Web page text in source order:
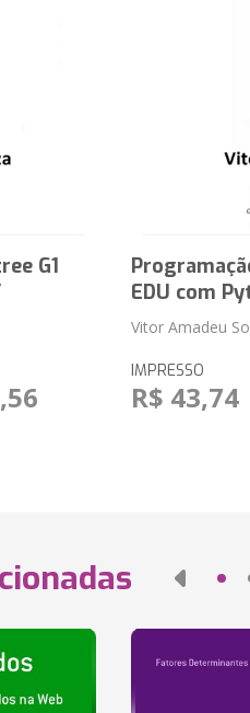
G1
EDU com
Vitor Amadeu
IMPRESSO
R$ 43,74